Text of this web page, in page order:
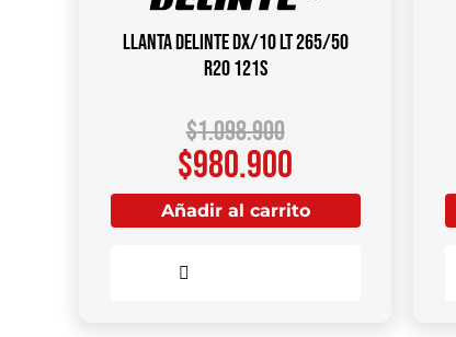
Llanta DELINTE DX/10 LT 265/50
R20 121S
$1.098.900
$980.900
Añadir al carrito